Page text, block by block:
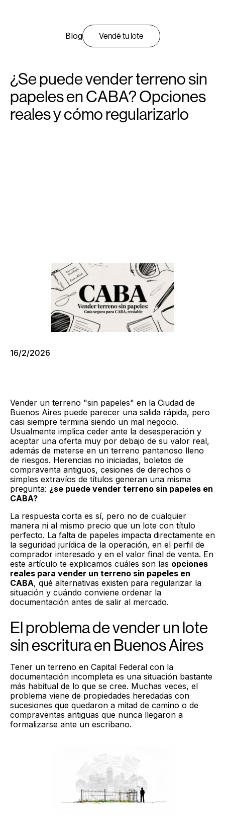
Blog Vendé tu lote
¿Se puede vender terreno sin
papeles en CABA? Opciones
reales y cómo regularizarlo
16/2/2026
Vender un terreno "sin papeles" en la Ciudad de
Buenos Aires puede parecer una salida rápida, pero
casi siempre termina siendo un mal negocio.
Usualmente implica ceder ante la desesperación y
aceptar una oferta muy por debajo de su valor real,
además de meterse en un terreno pantanoso lleno
de riesgos. Herencias no iniciadas, boletos de
compraventa antiguos, cesiones de derechos o
simples extravíos de títulos generan una misma
pregunta: ¿se puede vender terreno sin papeles en
CABA?
La respuesta corta es sí, pero no de cualquier
manera ni al mismo precio que un lote con título
perfecto. La falta de papeles impacta directamente en
la seguridad jurídica de la operación, en el perfil de
comprador interesado y en el valor final de venta. En
este artículo te explicamos cuáles son las opciones
reales para vender un terreno sin papeles en
CABA, qué alternativas existen para regularizar la
situación y cuándo conviene ordenar la
documentación antes de salir al mercado.
El problema de vender un lote
sin escritura en Buenos Aires
Tener un terreno en Capital Federal con la
documentación incompleta es una situación bastante
más habitual de lo que se cree. Muchas veces, el
problema viene de propiedades heredadas con
sucesiones que quedaron a mitad de camino o de
compraventas antiguas que nunca llegaron a
formalizarse ante un escribano.